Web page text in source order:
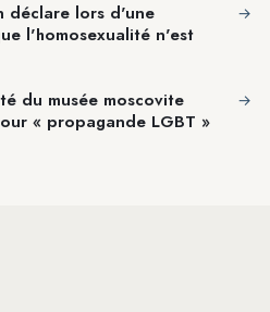
déclare lors d'une
l'homosexualité n'est
→
du musée moscovite
« propagande LGBT »
→